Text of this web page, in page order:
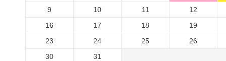
9
10 11
12
16
17 18
19
23
24 25
26
30
31